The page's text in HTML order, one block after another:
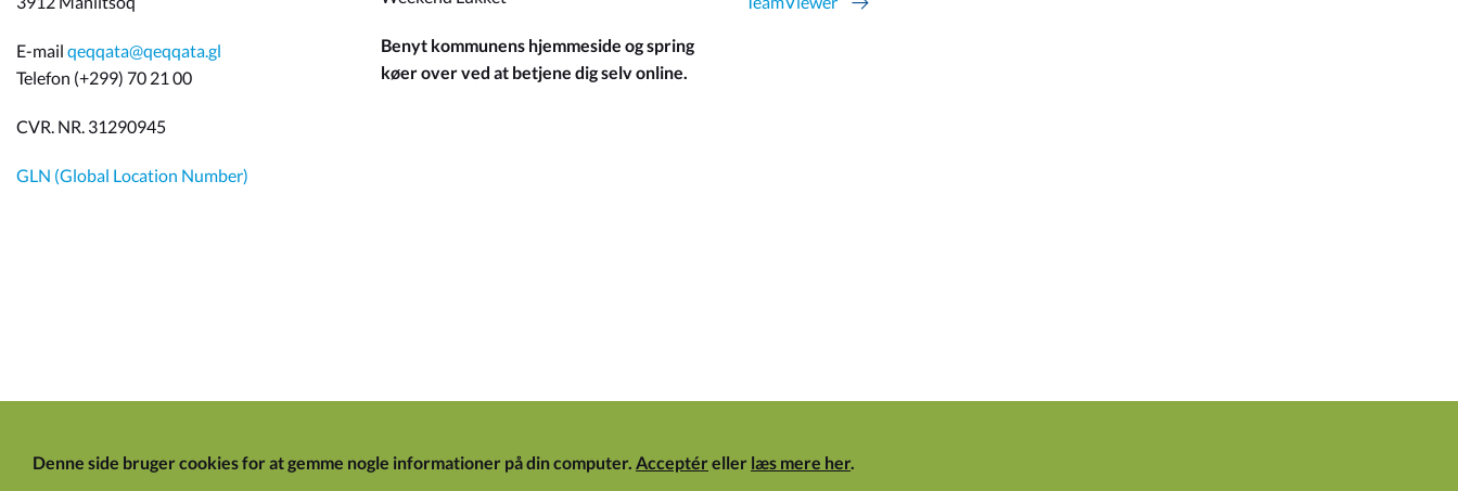
E-mail qeqqata@qeqqata.gl
Telefon (+299) 70 21 00
CVR. NR. 31290945
GLN (Global Location Number)
Benyt kommunens hjemmeside og spring
køer over ved at betjene dig selv online.
Denne side bruger cookies for at gemme nogle informationer på din computer. Acceptéreller læs mere her.